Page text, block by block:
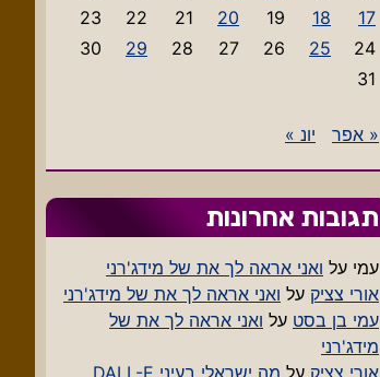
17
18
19
20
21
22
23
24
25
26
27
28
29
30
31
« אפר יונ »
תגובות אחרונות
עמי על ואני אראה לך את של מידג'רני
אורי צציק על ואני אראה לך את של מידג'רני
עמי בן בסט על ואני אראה לך את של
מידג'רני